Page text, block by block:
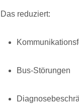
Das reduziert:
Bus-Störungen